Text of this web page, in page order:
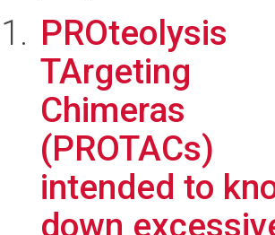
PROteolysis
TArgeting
Chimeras
(PROTACs)
intended to
down